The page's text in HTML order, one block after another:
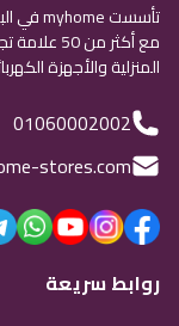
مع أكثر
المنزلية والأجهزة
01060002002
stores.com
روابط سريعة